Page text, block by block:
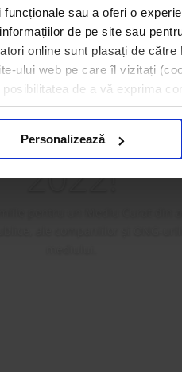
sau a oferi o
de pe site sau
online sunt plasați de
ului web pe care îl vizitați
de a vă exprima
Personalizează
un
2022!